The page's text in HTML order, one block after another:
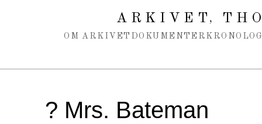
ARKIVET,
OM ARKIVET DOKUMENTER
? Mrs. Bateman